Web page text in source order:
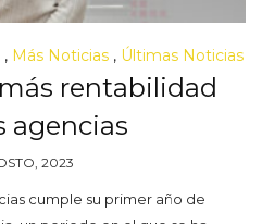
, Más Noticias, Últimas Noticias
rentabilidad
agencias
2023
cumple su primer año de